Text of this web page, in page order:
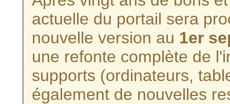
actuelle du portail sera
nouvelle version au 1er
une refonte complète de
supports (ordinateurs,
également de nouvelles